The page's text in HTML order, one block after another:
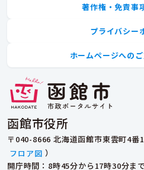
函館市役所
〒040-8666 北海道函館市東雲町4番
フロア図 ）
開庁時間：8時45分から17時30分
著作権・免責事
プライバシー
ホームページへの